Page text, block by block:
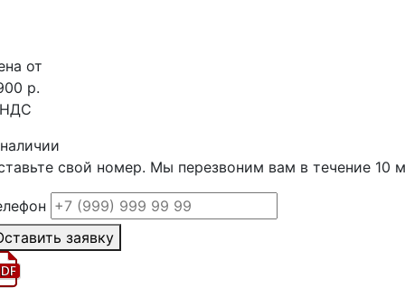
от
р.
свой номер. Мы перезвоним вам в течение 10
заявку